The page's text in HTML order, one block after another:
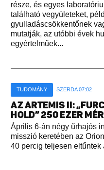
része, és egyes
található vegyületeket,
gyulladáscsökkentőnek
mutatják, az utóbbi évek
egyértelműek...
TUDOMÁNY SZERDA 07:02
AZ ARTEMIS II:
HOLD” 250 EZER
Április 6-án négy űrhajós
misszió keretében az
40 percig teljesen eltűntek